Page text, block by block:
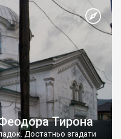
Тирона
Достатньо згадати